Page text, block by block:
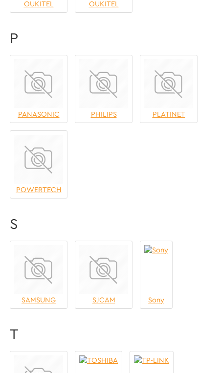
OUKITEL OUKITEL
P
PANASONIC PHILIPS PLATINET
POWERTECH
S
SAMSUNG SJCAM Sony
T